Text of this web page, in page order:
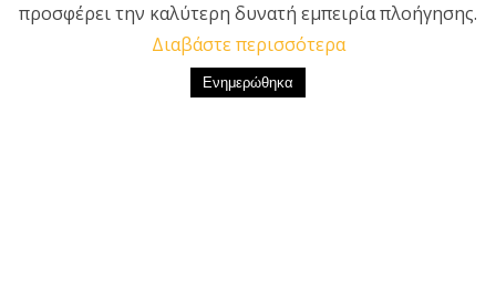
Δίκτυο για τα Δικαιώματα του Παιδιού
Αλκαµένους 11Β, ΤΚ 104 39 Αθήνα
προσφέρει την καλύτερη δυνατή εμπειρία πλοήγησης.
Διαβάστε περισσότερα